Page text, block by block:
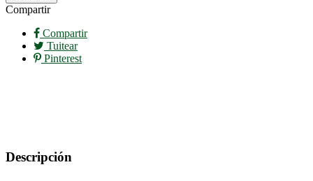
Compartir
Compartir
Tuitear
Pinterest
Descripción